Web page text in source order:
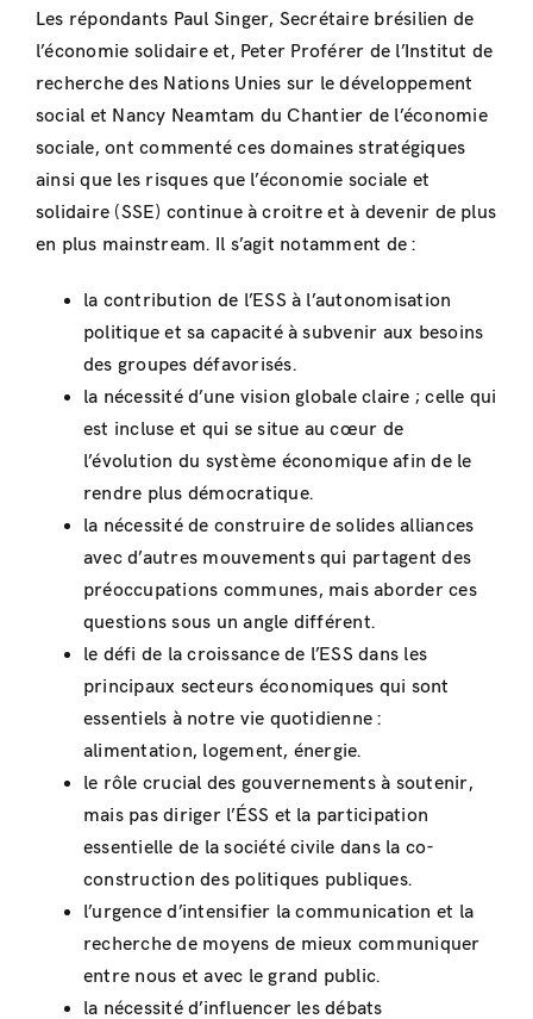
Les répondants Paul Singer, Secrétaire brésilien de
l’économie solidaire et, Peter Proférer de l’Institut de
recherche des Nations Unies sur le développement
social et Nancy Neamtam du Chantier de l’économie
sociale, ont commenté ces domaines stratégiques
ainsi que les risques que l’économie sociale et
solidaire (SSE) continue à croitre et à devenir de plus
en plus mainstream. Il s’agit notamment de :
la contribution de l’ESS à l’autonomisation
politique et sa capacité à subvenir aux besoins
des groupes défavorisés.
la nécessité d’une vision globale claire ; celle qui
est incluse et qui se situe au cœur de
l’évolution du système économique afin de le
rendre plus démocratique.
la nécessité de construire de solides alliances
avec d’autres mouvements qui partagent des
préoccupations communes, mais aborder ces
questions sous un angle différent.
le défi de la croissance de l’ESS dans les
principaux secteurs économiques qui sont
essentiels à notre vie quotidienne :
alimentation, logement, énergie.
le rôle crucial des gouvernements à soutenir,
mais pas diriger l’ÉSS et la participation
essentielle de la société civile dans la co-
construction des politiques publiques.
l’urgence d’intensifier la communication et la
recherche de moyens de mieux communiquer
entre nous et avec le grand public.
la nécessité d’influencer les débats